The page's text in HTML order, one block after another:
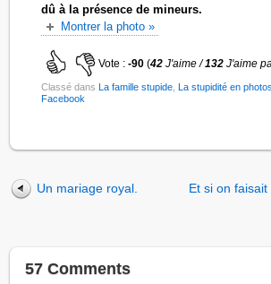
dû à la présence de mineurs.
Montrer la photo »
Vote :-90 (42J'aime /132 J'aime
Classé dansLa famille stupide ,La stupidité en photos
Facebook
Un mariage royal. Et si on
57 Comments